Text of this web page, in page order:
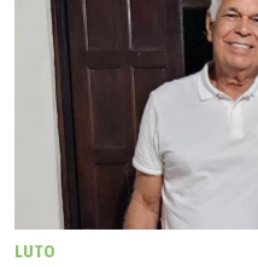
LUTO